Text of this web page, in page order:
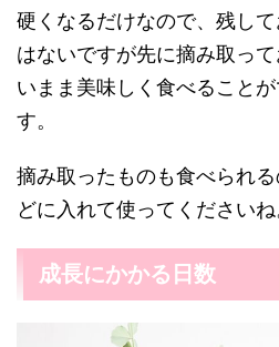
硬くなるだけなので、残し
はないですが先に摘み取っ
いまま美味しく食べること
す。
摘み取ったものも食べられ
どに入れて使ってくださいね
成長にかかる日数